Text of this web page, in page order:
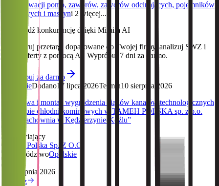
i konserwacji pomp, zaworów, zaworów odcinających, pojemników
metalowych i maszyni 2 więcej...
Wyprzedź konkurencję dzięki Mimira AI
Monitoruj przetargi dopasowane do Twojej firmy, analizuj SWZ i
twórz oferty z pomocą AI. Wypróbuj 7 dni za darmo.
Wypróbuj za darmo
OpolskieDodano17 lipca 2026Termin10 sierpnia 2026
„Dostawa i montaż wygrodzenia ciągów kanałów technologicznych
w obrębie chłodni kominowych w TAMEH POLSKA sp. z o.o.
ZW Blachownia w Kędzierzynie-Koźlu”
Zamawiający
Tameh Polska Sp. Z O.O.
WojewództwoOpolskie
10 sierpnia 2026
Zobacz